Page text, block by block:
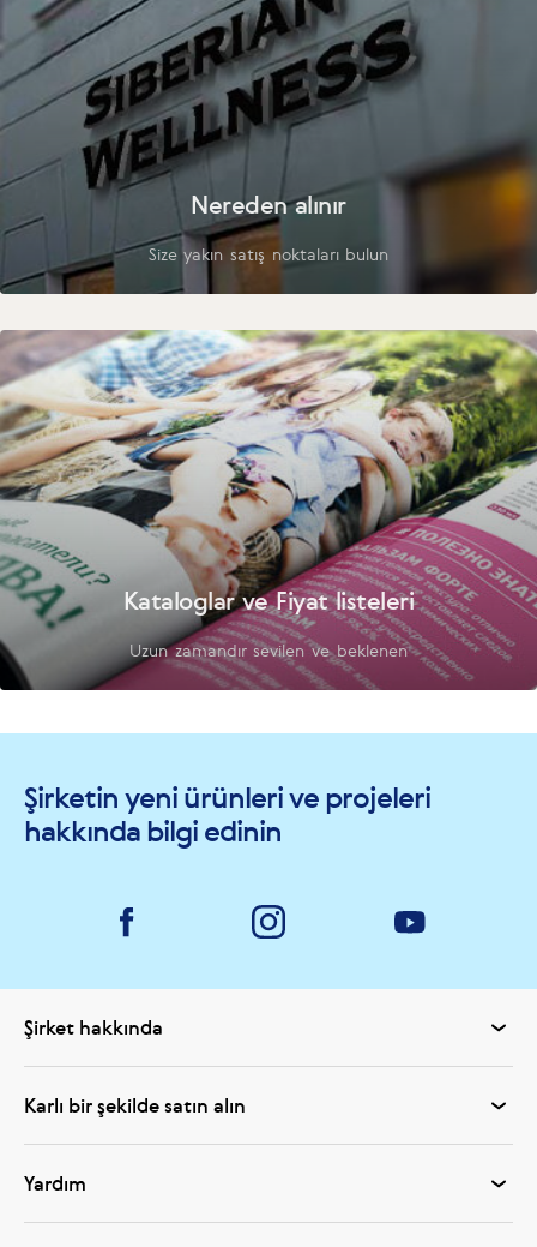
Nereden alınır
Size yakın satış noktaları bulun
Kataloglar ve Fiyat listeleri
Uzun zamandır sevilen ve beklenen
Şirketin yeni ürünleri ve projeleri
hakkında bilgi edinin
Şirket hakkında
Karlı bir şekilde satın alın
Yardım